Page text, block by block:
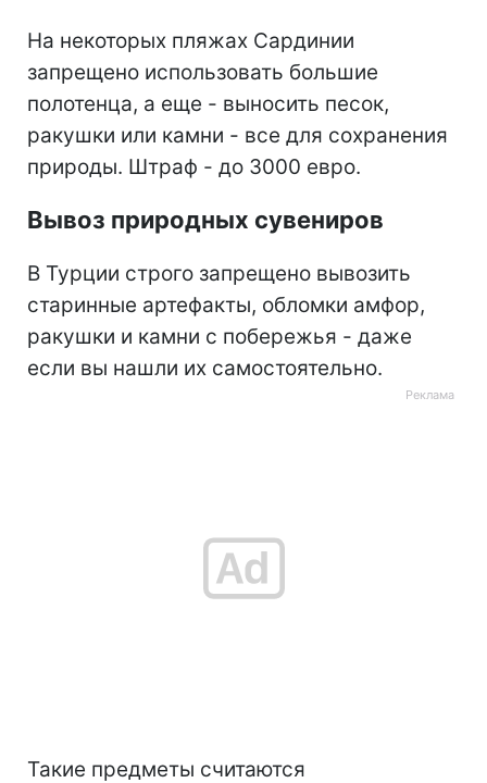
На некоторых пляжах Сардинии
запрещено использовать большие
полотенца, а еще - выносить песок,
ракушки или камни - все для сохранения
природы. Штраф - до 3000 евро.
Вывоз природных сувениров
В Турции строго запрещено вывозить
старинные артефакты, обломки амфор,
ракушки и камни с побережья - даже
если вы нашли их самостоятельно.
Такие предметы считаются